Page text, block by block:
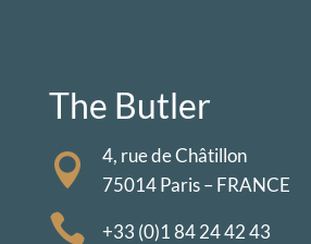
The Butler

4, rue de Châtillon
75014 Paris – FRANCE
 +33 (0)1 84 24 42 43